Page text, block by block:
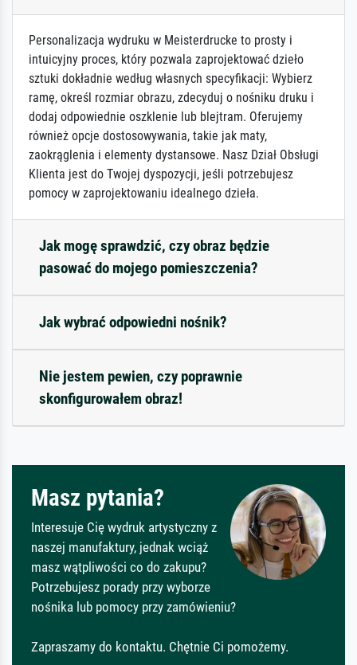
Personalizacja wydruku w Meisterdrucke to prosty i
intuicyjny proces, który pozwala zaprojektować dzieło
sztuki dokładnie według własnych specyfikacji: Wybierz
ramę, określ rozmiar obrazu, zdecyduj o nośniku druku i
dodaj odpowiednie oszklenie lub blejtram. Oferujemy
również opcje dostosowywania, takie jak maty,
zaokrąglenia i elementy dystansowe. Nasz Dział Obsługi
Klienta jest do Twojej dyspozycji, jeśli potrzebujesz
pomocy w zaprojektowaniu idealnego dzieła.
Jak mogę sprawdzić, czy obraz będzie
pasować do mojego pomieszczenia?
Jak wybrać odpowiedni nośnik?
Nie jestem pewien, czy poprawnie
skonfigurowałem obraz!
Masz pytania?
Interesuje Cię wydruk artystyczny z
naszej manufaktury, jednak wciąż
masz wątpliwości co do zakupu?
Potrzebujesz porady przy wyborze
nośnika lub pomocy przy zamówieniu?
Zapraszamy do kontaktu. Chętnie Ci pomożemy.